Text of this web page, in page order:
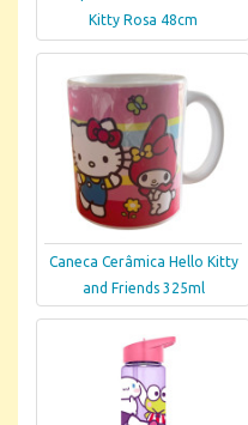
Kitty Rosa 48cm
Caneca Cerâmica Hello Kitty
and Friends 325ml